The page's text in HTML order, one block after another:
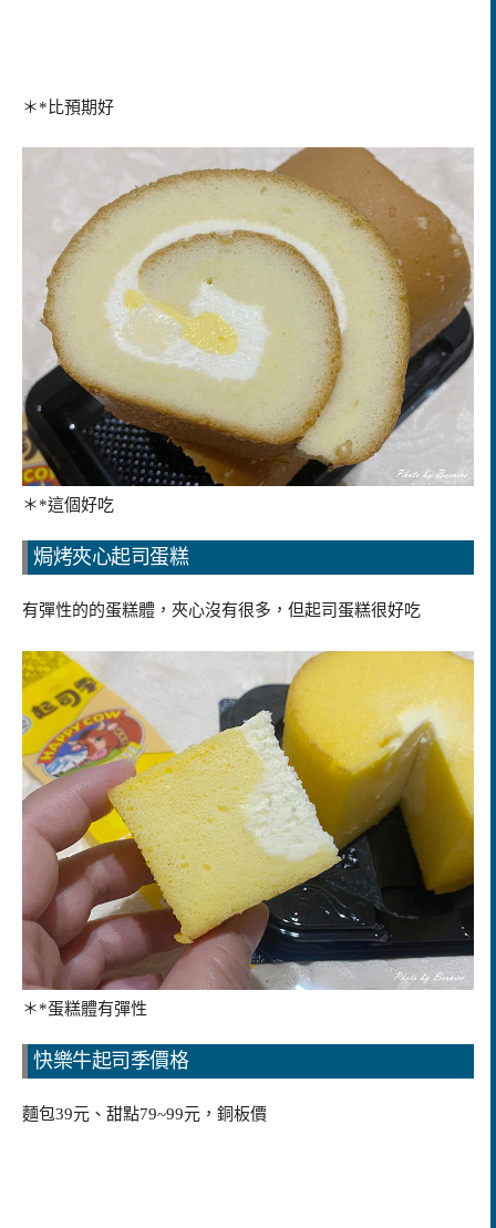
＊*比預期好
＊*這個好吃
焗烤夾心起司蛋糕
有彈性的的蛋糕體，夾心沒有很多，但起司蛋糕很好吃
＊*蛋糕體有彈性
快樂牛起司季價格
麵包39元 、甜點79~99元，銅板價